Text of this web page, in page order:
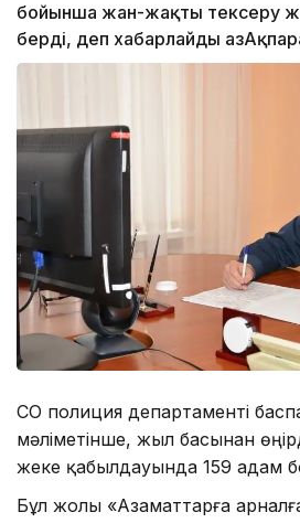
бойынша жан-жақты тексеру
берді, деп хабарлайды
СҚО полиция департаменті
мәліметінше, жыл басынан
жеке қабылдауында 159 адам
Бұл жолы «Азаматтарға